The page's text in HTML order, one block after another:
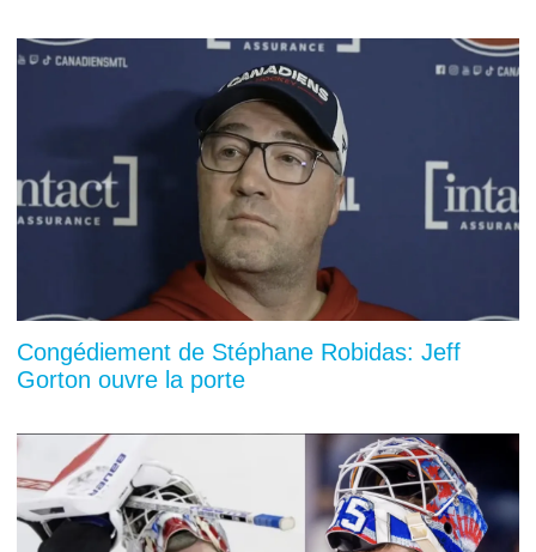
Congédiement de Stéphane Robidas: Jeff
Gorton ouvre la porte